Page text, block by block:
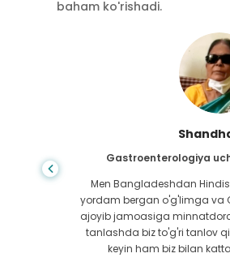
baham ko'rishadi.
Gastroenterologiya
Men Bangladeshdan
yordam bergan o'g'limga va
ajoyib jamoasiga
tanlashda biz to'g'ri tanlov
keyin ham biz bilan